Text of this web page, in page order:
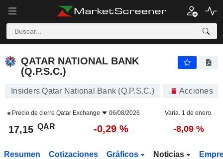
QATAR NATIONAL BANK
(Q.P.S.C.)
Insiders Qatar National Bank (Q.P.S.C.) Acciones
Precio de cierre Qatar Exchange 06/08/2026 Varia. 1 de enero.
17,15 QAR -0,29 % -8,09 %
Resumen Cotizaciones Gráficos Noticias